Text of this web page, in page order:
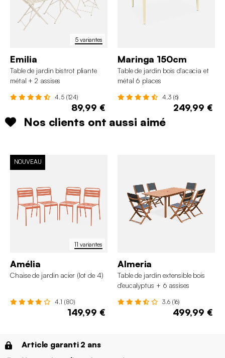
5 variantes
Emilia
Table de jardin bistrot pliante
métal + 2 assises
4.5 (124)
89,99 €
Maringa 150cm
Table de jardin bois d'acacia et
métal 6 places
4.3 (6)
249,99 €
Nos clients ont aussi aimé
11 variantes
NOUVEAU
Amélia
Chaise de jardin acier (lot de 4)
4.1 (80)
149,99 €
Almeria
Table de jardin extensible bois
d'eucalyptus + 6 assises
3.6 (16)
499,99 €
Article garanti 2 ans